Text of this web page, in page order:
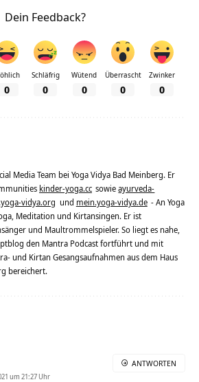
Dein Feedback?
0
Schläfrig
0
Wütend
0
Überrascht
0
Zwinker
0
Media Team bei Yoga Vidya Bad Meinberg. Er
kinder-yoga.cc sowieayurveda-
vidya.org und mein.yoga-vidya.de - An Yoga
Meditation und Kirtansingen. Er ist
und Maultrommelspieler. So liegt es nahe,
den Mantra Podcast fortführt und mit
und Kirtan Gesangsaufnahmen aus dem Haus
bereichert.
um 21:27 Uhr
ANTWORTEN